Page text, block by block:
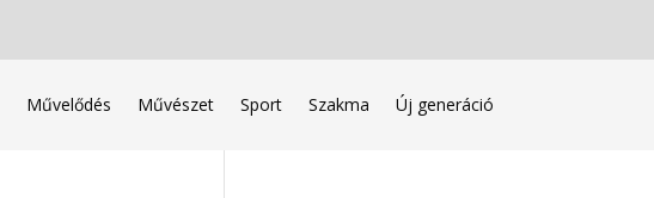
Művelődés Művészet Sport Szakma Új generáció